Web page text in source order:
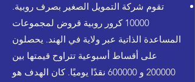
تقوم شركة التمويل الصغير بصرف روبية.
10000 كرور روبية قروض لمجموعات
المساعدة الذاتية عبر ولاية في الهند. يحصلون
على أقساط أسبوعية تتراوح قيمتها بين
200000 و 600000 نقدًا يوميًا. كان الهدف هو